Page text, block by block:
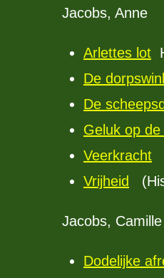
Jacobs, Anne
Arlettes lot
De
De
Geluk op
Veerkracht
Vrijheid
Jacobs, Camille
Dodelijke